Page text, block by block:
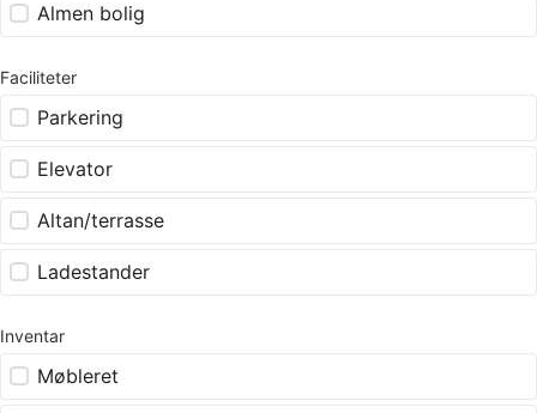
Almen bolig
Faciliteter
Parkering
Elevator
Altan/terrasse
Ladestander
Inventar
Møbleret